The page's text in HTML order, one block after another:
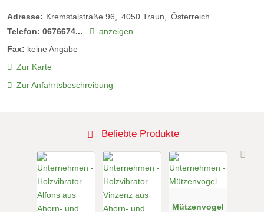
Adresse: Kremstalstraße 96 4050 Traun
Österreich
Telefon: 0676674...
anzeigen
Fax: keine Angabe
Zur Karte
Zur Anfahrtsbeschreibung
Beliebte Produkte
Mützenvogel